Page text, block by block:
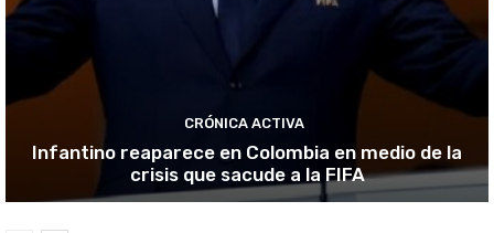
CRÓNICA ACTIVA
Infantino reaparece en Colombia en medio de la
crisis que sacude a la FIFA